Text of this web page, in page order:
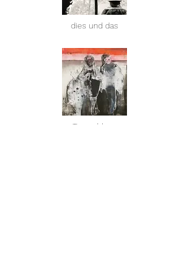
dies und das
Trugschluss